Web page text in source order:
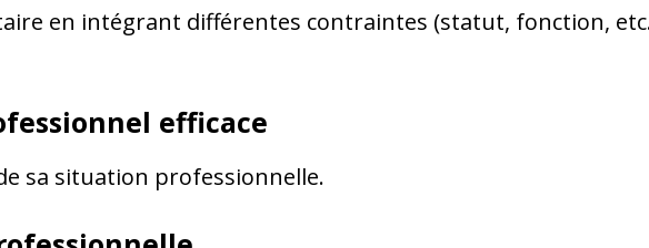
en intégrant différentes contraintes (statut, fonction,
efficace
sa situation professionnelle.